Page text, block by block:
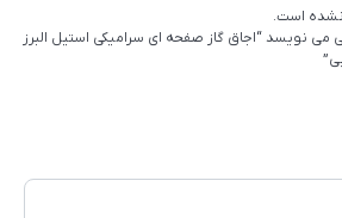
نشده است.
می نویسد “اجاق گاز صفحه ای سرامیکی استیل البرز